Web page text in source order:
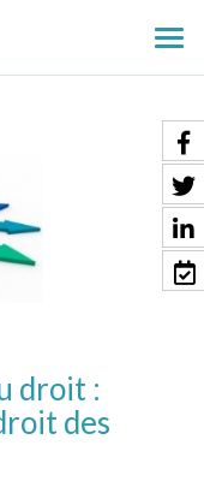
le
droit :
des